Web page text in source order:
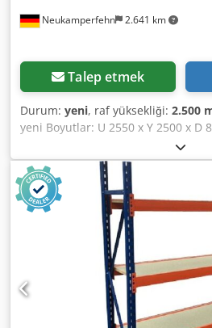
Neukamperfehn 2.641 km
Talep etmek
Durum: yeni, raf yüksekliği: 2.500
yeni Boyutlar: U 2550 x Y 2500 x D
yükü: ~ 250 kg eşit olarak
# - # - # - # - # - # - # - # - # - # - #
oluşan temel raf: 2x raf sehpası,
çapraz ve diyagonal destekler
8x traversler 2450mm, Sabitleme
2430x745mm, kalınlık : 22 mm